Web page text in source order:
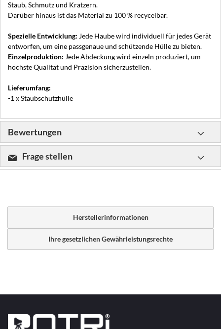
Staub, Schmutz und Kratzern.
Darüber hinaus ist das Material zu 100 % recycelbar.
Spezielle Entwicklung: Jede Haube wird individuell für jedes Gerät
entworfen, um eine passgenaue und schützende Hülle zu bieten.
Einzelproduktion: Jede Abdeckung wird einzeln produziert, um
höchste Qualität und Präzision sicherzustellen.
Lieferumfang:
-1 x Staubschutzhülle
Bewertungen
Frage stellen
Herstellerinformationen
Ihre gesetzlichen Gewährleistungsrechte